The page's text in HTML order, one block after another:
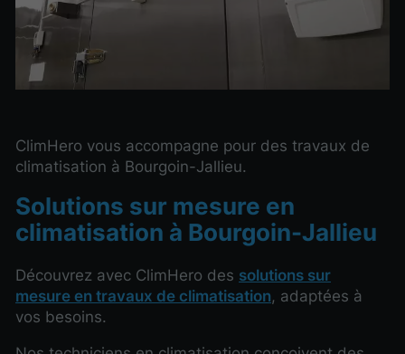
ClimHero vous accompagne pour des travaux de
climatisation à Bourgoin-Jallieu.
Solutions sur mesure en
climatisation à Bourgoin-Jallieu
Découvrez avec ClimHero des solutions sur
mesure en travaux de climatisation, adaptées à
vos besoins.